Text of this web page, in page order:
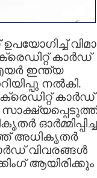
കാര്‍ഡ്
ഇന്ത്യ
നല്‍കി.
കാർഡ്
അധികൃതർ
വിവരങ്ങള്‍
ആയിരിക്കും